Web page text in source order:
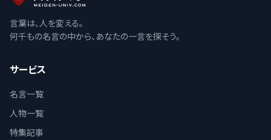
言葉は、人を変える。
何千もの名言の中から、あなたの一言を探そう。
サービス
名言一覧
人物一覧
特集記事